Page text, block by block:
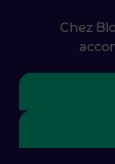
Chez